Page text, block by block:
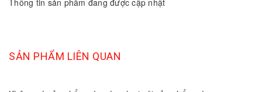
SẢN PHẨM LIÊN QUAN